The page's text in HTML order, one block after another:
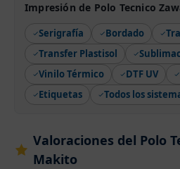
Impresión de Polo Tecnico
Serigrafía Bordado
Transfer Plastisol
Vinilo Térmico
DTF UV
Etiquetas
Todos los
Valoraciones del Polo
Makito